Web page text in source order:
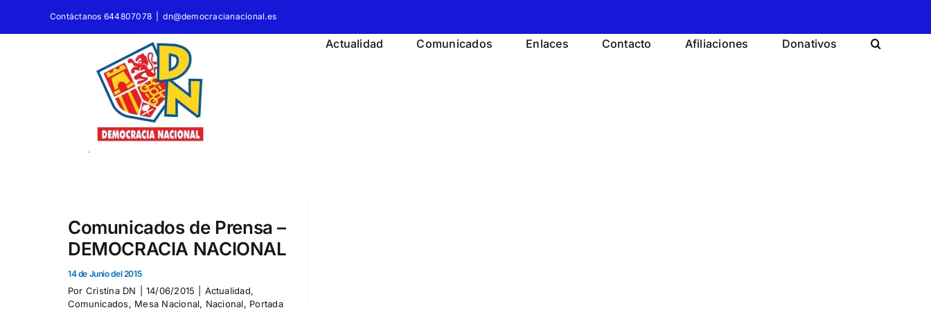
Contáctanos 644807078 dn@democracianacional.es
Actualidad Comunicados Enlaces Contacto Afiliaciones Donativos
Comunicados de Prensa –
DEMOCRACIA NACIONAL
14 de Junio del 2015
Por Cristina DN 14/06/2015 Actualidad,
Comunicados, Mesa Nacional, Nacional, Portada